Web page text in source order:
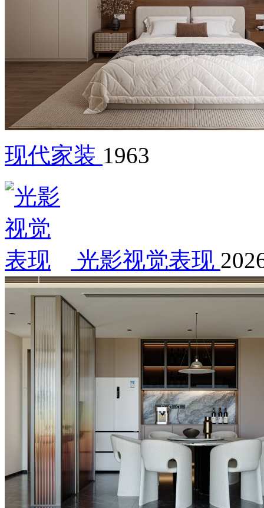
现代家装 1963
光影视觉表现